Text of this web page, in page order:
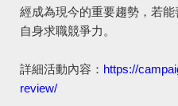
經成為現今的重要趨勢，若
自身求職競爭力。
詳細活動內容： https://
review/